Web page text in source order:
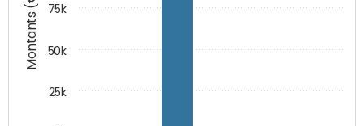
Montants (€)
25k
50k
75k